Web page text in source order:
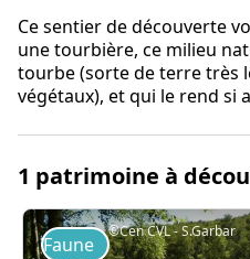
Ce sentier de découverte
une tourbière, ce milieu
tourbe (sorte de terre très
végétaux), et qui le rend si
1 patrimoine à
©Cen CVL - S.Garbar
Faune